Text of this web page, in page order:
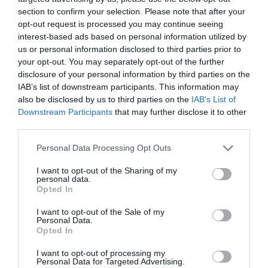
section to confirm your selection. Please note that after your
opt-out request is processed you may continue seeing
interest-based ads based on personal information utilized by
us or personal information disclosed to third parties prior to
your opt-out. You may separately opt-out of the further
disclosure of your personal information by third parties on the
IAB’s list of downstream participants. This information may
also be disclosed by us to third parties on the IAB’s List of
Downstream Participants that may further disclose it to other
Personal Data Processing Opt Outs
I want to opt-out of the Sharing of my
personal data.
Opted In
I want to opt-out of the Sale of my
Personal Data.
Opted In
I want to opt-out of processing my
Personal Data for Targeted Advertising.
Κρίστα Παπίστα, καλλιτέχνις, μουσική παραγωγός και
performer με έδρα το Βερολίνο, διερευνά τις συνδέσεις
ανάμεσα στις σύγχρονες εκφάνσεις της κυπριακής,
λεβαντίνικης και βαλκανικής μουσικής και
τελετουργίας, συνθέτοντας ένα υβρίδιο μεσογειακού
μυστικισμού, experimental EDM και τσιφτετελιού. Έχει
παρουσιάσει τη δουλειά της διεθνώς σε χώρους και
φεστιβάλ όπως τα Schinkel Pavillon, Boiler Room, Fusion
Σύλληψη – Μουσική – Performance Κρίστα Παπίστα
• Μουσικοί Μαρία Σουλτάνη φλάουτο, Βίκυ
Αποστολοπούλου γαλλικό κόρνο
18 Ιουλίου
George Kontrafouris Baby Trio
Το George Kontrafouris Baby Trio, που δημιούργησε ο